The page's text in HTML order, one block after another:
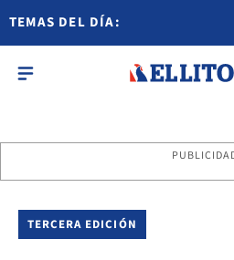
TEMAS DEL DÍA:
TERCERA EDICIÓN